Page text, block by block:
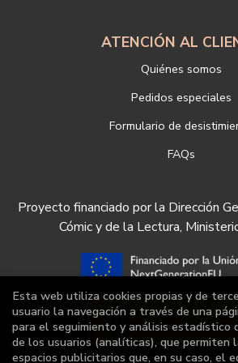
ATENCIÓN AL
Quiénes somos
Pedidos especiales
Formulario de
FAQs
Proyecto financiado por la Dirección
Cómic y de la Lectura,
Esta web utiliza cookies propias y de
usuario la navegación a través de una
para el seguimiento y análisis estadístico
de los usuarios (analíticas), que permiten
espacios publicitarios que, en su caso, el